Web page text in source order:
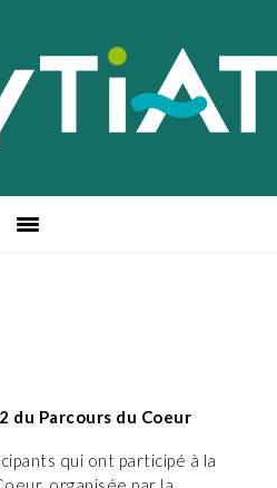
du Parcours du Coeur
qui ont participé à la